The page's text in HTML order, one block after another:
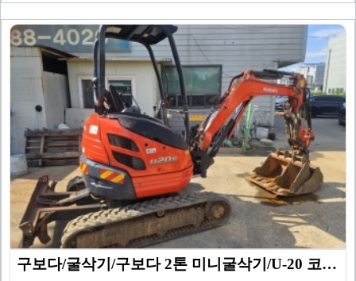
구보다/굴삭기/구보다 2톤 미니굴삭기/U-20 코끼리/…